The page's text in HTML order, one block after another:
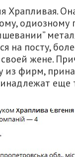
Храпливая.
одиозному
на посту,
жене.
из фирм,